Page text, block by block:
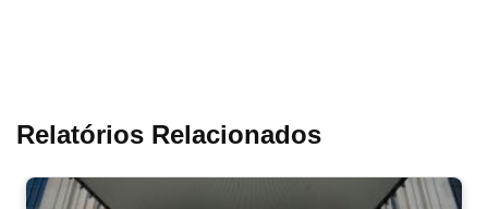
Relatórios Relacionados